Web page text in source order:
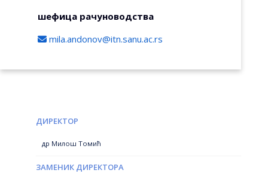
шефица рачуноводства
mila.andonov@itn.sanu.ac.rs
ДИРЕКТОР
др Милош Томић
ЗАМЕНИК ДИРЕКТОРА